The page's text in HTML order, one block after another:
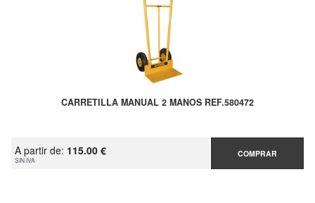
CARRETILLA MANUAL 2 MANOS REF.580472
A partir de: 115.00 €
SIN IVA
COMPRAR